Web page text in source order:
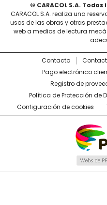
© CARACOL S.A.
CARACOL S.A. realiza una
usos de las obras y otras
web a medios de lectura
Contacto
Pago electrónico
Registro de
Política de Protección de
Configuración de cookies